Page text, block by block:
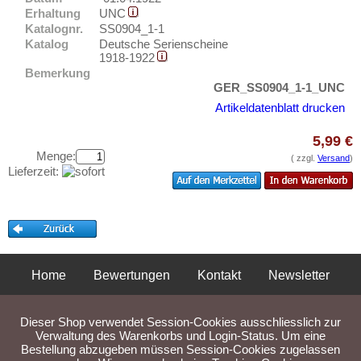
Mylau
Orte mit N...
Orte mit O...
Orte mit R...
Orte mit S...
Orte mit U...
Orte mit V...
Orte mit W...
Orte mit X...
Orte mit Z...
Testbanknoten
Banknotenbriefe
Aufbewahrung
Ihre Bewertungen
Kontakt
Preislisten
Ankauf
Erhaltungsgrade
FAQ
Erhaltung
UNC
Katalognr.
SS0904_1-1
Katalog
Deutsche Serienscheine
1918-1922
Bemerkung
GER_SS0904_1-1_UNC
Artikeldatenblatt drucken
Menge:
Lieferzeit:
5,99 €
( zzgl. Versand)
Home Bewertungen Kontakt
Newsletter
Liefer- und Versandkosten
Dieser Shop verwendet Session-Cookies ausschliesslich zur
Verwaltung des Warenkorbs und Login-Status. Um eine
Bestellung abzugeben müssen Session-Cookies zugelassen